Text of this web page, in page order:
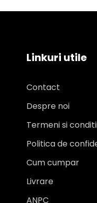
Linkuri utile
Contact
Despre noi
Termeni si
Politica de
Cum cumpar
Livrare
ANPC